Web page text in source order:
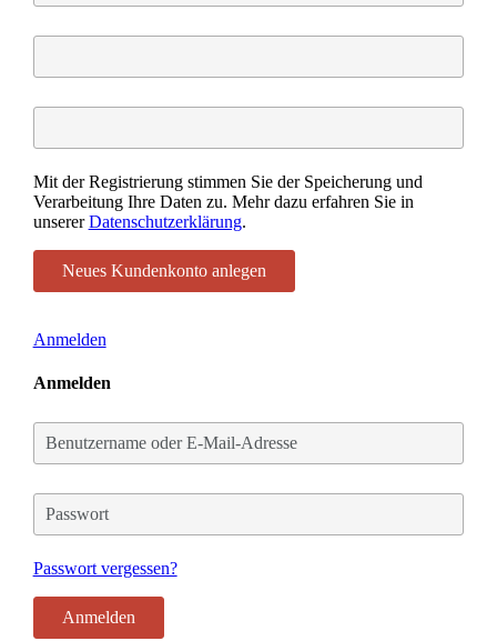
Mit der Registrierung stimmen Sie der Speicherung und
Verarbeitung Ihre Daten zu. Mehr dazu erfahren Sie in
unsererDatenschutzerklärung.
Anmelden
Anmelden
Benutzername
oder
E-
Adresse
Passwort
Passwort vergessen?